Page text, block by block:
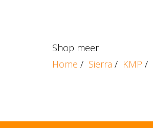
Shop meer
Home / Sierra / KMP /